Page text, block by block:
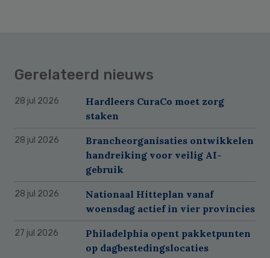
Gerelateerd nieuws
28 jul 2026
Hardleers CuraCo moet zorg
staken
28 jul 2026
Brancheorganisaties ontwikkelen
handreiking voor veilig AI-
gebruik
28 jul 2026
Nationaal Hitteplan vanaf
woensdag actief in vier provincies
27 jul 2026
Philadelphia opent pakketpunten
op dagbestedingslocaties